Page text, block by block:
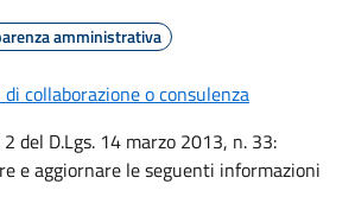
amministrativa
collaborazione o consulenza
del D.Lgs. 14 marzo 2013, n. 33:
e aggiornare le seguenti informazioni